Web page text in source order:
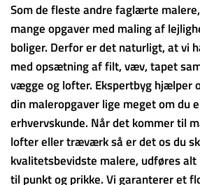
Som de fleste andre faglærte
mange opgaver med maling af
boliger. Derfor er det naturligt, at vi
med opsætning af filt, væv, tapet
vægge og lofter. Ekspertbyg hjælper
din maleropgaver lige meget om du
erhvervskunde. Når det kommer til
lofter eller træværk så er det os du
kvalitetsbevidste malere, udføres
til punkt og prikke. Vi garanterer et